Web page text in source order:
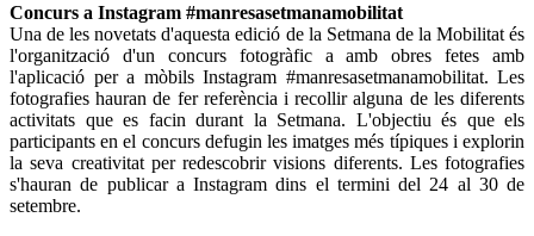
Concurs a Instagram #manresasetmanamobilitat
Una de les novetats d'aquesta edició de la Setmana de la Mobilitat és
l'organització d'un concurs fotogràfic a amb obres fetes amb
l'aplicació per a mòbils Instagram #manresasetmanamobilitat. Les
fotografies hauran de fer referència i recollir alguna de les diferents
activitats que es facin durant la Setmana. L'objectiu és que els
participants en el concurs defugin les imatges més típiques i explorin
la seva creativitat per redescobrir visions diferents. Les fotografies
s'hauran de publicar a Instagram dins el termini del 24 al 30 de
setembre.